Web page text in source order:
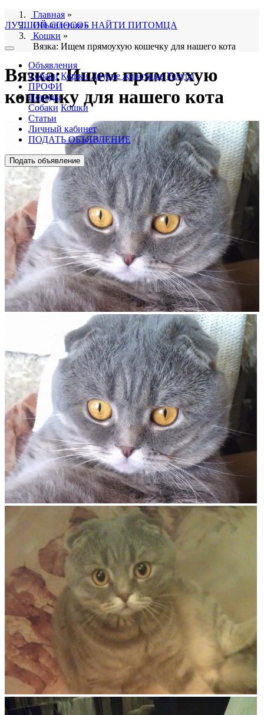
ЛУЧШИЙ СПОСОБ НАЙТИ ПИТОМЦА
Объявления
Собаки Кошки Другие животные Услуги
ПРОФИ
Породы
Собаки Кошки
Статьи
Личный кабинет
ПОДАТЬ ОБЪЯВЛЕНИЕ
Подать объявление
Главная »
Объявления»
Кошки »
Вязка: Ищем прямоухую кошечку для нашего кота
Вязка: Ищем прямоухую
кошечку для нашего кота